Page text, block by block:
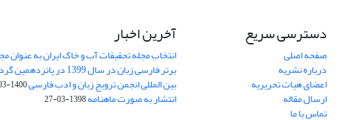
دسترسی سریع
صفحه اصلی
درباره نشریه
اعضای هیات تحریریه
ارسال مقاله
تماس با ما
آخرین اخبار
انتخاب مجله تحقیقات آب و خاک ایران به عنوان
برتر فارسی زبان در سال 1399 در
بین المللی انجمن ترویج زبان و ادب فارسی1400-03-17
انتشار به صورت ماهنامه1398-03-27